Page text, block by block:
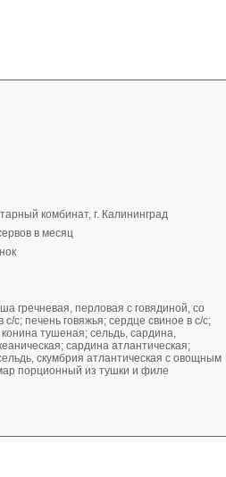
комбинат, г. Калининград
в месяц
гречневая, перловая с говядиной, со
с; печень говяжья; сердце свиное в с/с;
тушеная; сельдь, сардина,
сардина атлантическая;
скумбрия атлантическая с овощным
порционный из тушки и филе